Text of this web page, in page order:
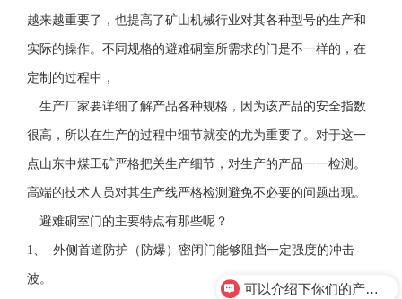
越来越重要了，也提高了矿山机械行业对其各种型号的生产和
实际的操作。不同规格的避难硐室所需求的门是不一样的，在
定制的过程中，
生产厂家要详细了解产品各种规格，因为该产品的安全指数
很高，所以在生产的过程中细节就变的尤为重要了。对于这一
点山东中煤工矿严格把关生产细节，对生产的产品一一检测。
高端的技术人员对其生产线严格检测避免不必要的问题出现。
避难硐室门的主要特点有那些呢？
1、 外侧首道防护（防爆）密闭门能够阻挡一定强度的冲击
波。
可以介绍下你们的产品么？